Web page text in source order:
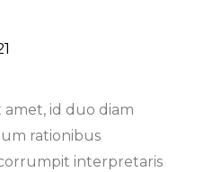
id duo diam
rationibus
interpretaris